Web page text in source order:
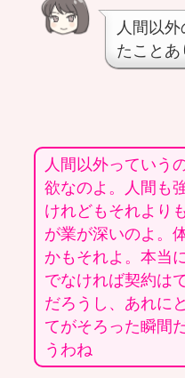
人間以
たこと
人間以外っていう
欲なのよ。人間も
けれどもそれより
が業が深いのよ。
かもそれよ。本当
でなければ契約は
だろうし、あれに
てがそろった瞬間
うわね